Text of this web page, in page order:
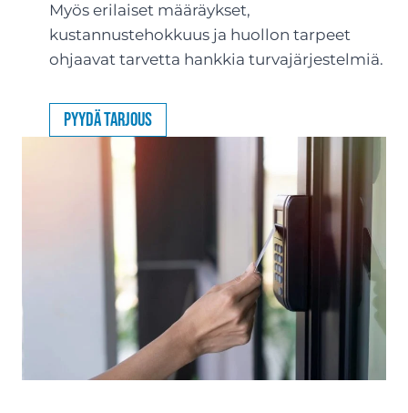
Myös erilaiset määräykset,
kustannustehokkuus ja huollon tarpeet
ohjaavat tarvetta hankkia turvajärjestelmiä.
Pyydä tarjous